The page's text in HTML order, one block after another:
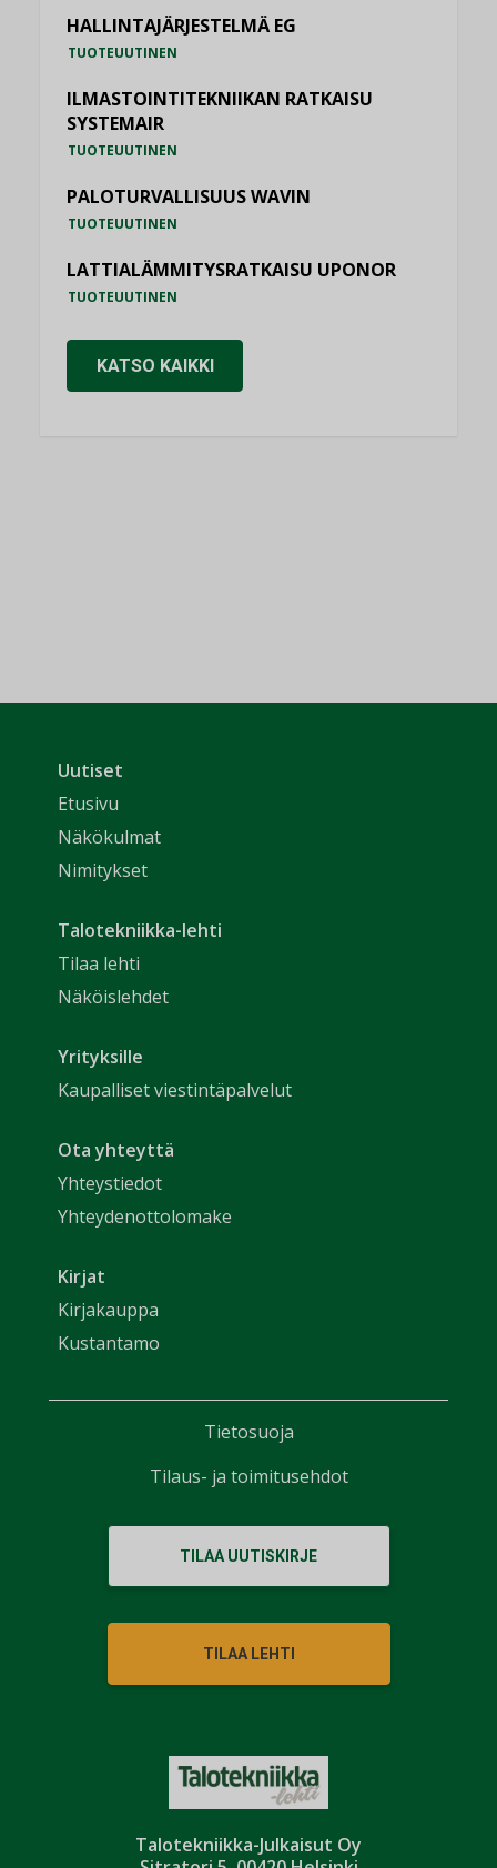
HALLINTAJÄRJESTELMÄ EG
TUOTEUUTINEN
ILMASTOINTITEKNIIKAN RATKAISU
SYSTEMAIR
TUOTEUUTINEN
PALOTURVALLISUUS WAVIN
TUOTEUUTINEN
LATTIALÄMMITYSRATKAISU UPONOR
TUOTEUUTINEN
KATSO KAIKKI
Talotekniikka-Julkaisut Oy
Uutiset
Etusivu
Näkökulmat
Nimitykset
Talotekniikka-lehti
Tilaa lehti
Näköislehdet
Yrityksille
Kaupalliset viestintäpalvelut
Ota yhteyttä
Yhteystiedot
Yhteydenottolomake
Kirjat
Kirjakauppa
Kustantamo
TILAA UUTISKIRJE
TILAA LEHTI
Tietosuoja
Tilaus- ja toimitusehdot